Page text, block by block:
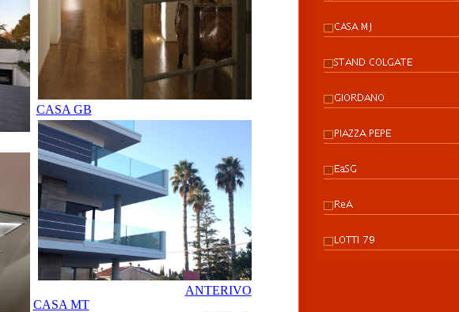
CASA GB
ANTERIVO
CASA MT